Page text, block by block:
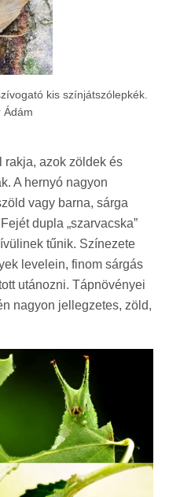
kis színjátszólepkék.
Ádám
rakja, azok zöldek és
A hernyó nagyon
vagy barna, sárga
dupla „szarvacska”
tűnik. Színezete
levelein, finom sárgás
utánozni. Tápnövényei
nagyon jellegzetes, zöld,